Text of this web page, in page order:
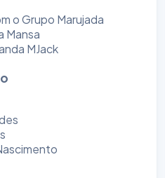
o Grupo Marujada
Mansa
MJack